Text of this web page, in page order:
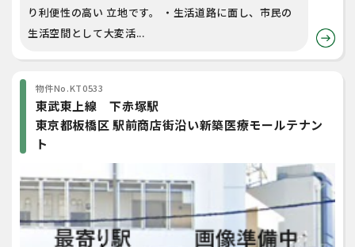
り利便性の高い 立地です。 ・生活道路に面し、市民の
生活空間として大変活...
物件No.KT0533
東武東上線 下赤塚駅
東京都板橋区 駅前商店街沿い新築医療モールテナン
ト